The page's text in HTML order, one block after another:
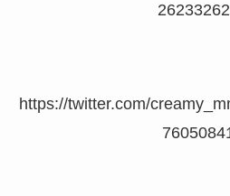
https://twitter.com/